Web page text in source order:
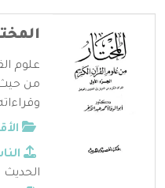
علوم
من حيث
الحديث